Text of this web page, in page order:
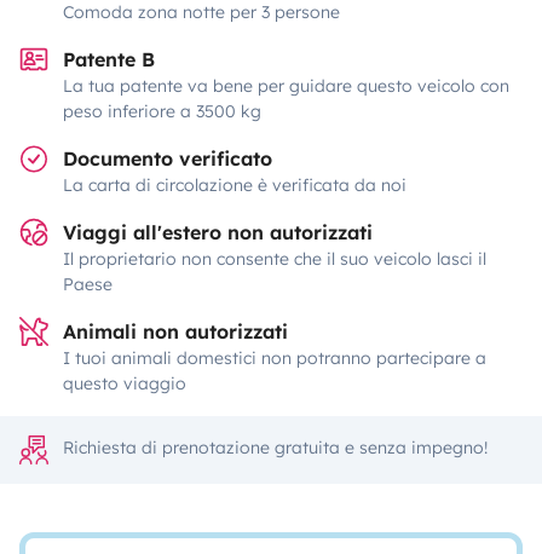
Comoda zona notte per 3 persone
Patente B
La tua patente va bene per guidare questo veicolo con
peso inferiore a 3500 kg
Documento verificato
La carta di circolazione è verificata da noi
Viaggi all'estero non autorizzati
Il proprietario non consente che il suo veicolo lasci il
Paese
Animali non autorizzati
I tuoi animali domestici non potranno partecipare a
questo viaggio
Richiesta di prenotazione gratuita e senza impegno!